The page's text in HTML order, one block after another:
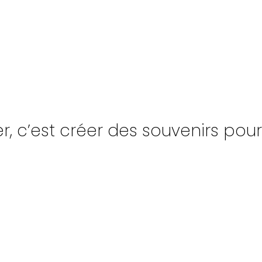
c’est créer des souvenirs